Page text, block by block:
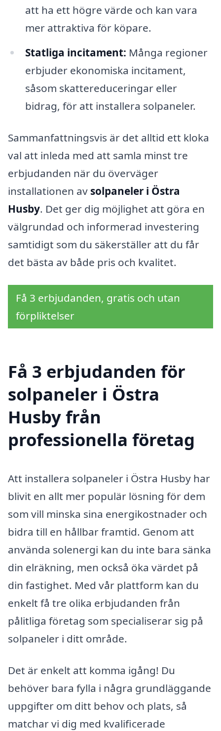
att ha ett högre värde och kan vara
mer attraktiva för köpare.
Statliga incitament: Många regioner
erbjuder ekonomiska incitament,
såsom skattereduceringar eller
bidrag, för att installera solpaneler.
Sammanfattningsvis är det alltid ett kloka
val att inleda med att samla minst tre
erbjudanden när du överväger
installationen av solpaneler i Östra
Husby. Det ger dig möjlighet att göra en
välgrundad och informerad investering
samtidigt som du säkerställer att du får
det bästa av både pris och kvalitet.
Få 3 erbjudanden, gratis och utan
förpliktelser
Få 3 erbjudanden för
solpaneler i Östra
Husby från
professionella företag
Att installera solpaneler i Östra Husby har
blivit en allt mer populär lösning för dem
som vill minska sina energikostnader och
bidra till en hållbar framtid. Genom att
använda solenergi kan du inte bara sänka
din elräkning, men också öka värdet på
din fastighet. Med vår plattform kan du
enkelt få tre olika erbjudanden från
pålitliga företag som specialiserar sig på
solpaneler i ditt område.
Det är enkelt att komma igång! Du
behöver bara fylla i några grundläggande
uppgifter om ditt behov och plats, så
matchar vi dig med kvalificerade